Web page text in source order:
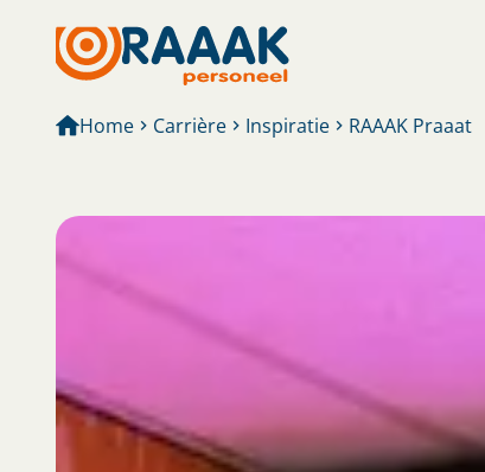
Home Carrière Inspiratie RAAAK Praaat